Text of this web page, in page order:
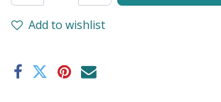
Add to wishlist